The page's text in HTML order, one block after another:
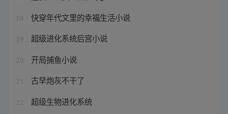
18 快穿年代文里的幸福生活小说
19 超级进化系统后宫小说
20 开局捕鱼小说
21 古早炮灰不干了
22 超级生物进化系统